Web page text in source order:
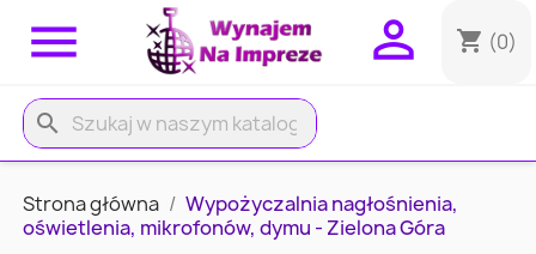
 shopping_cart (0)

search
Strona główna
Wypożyczalnia nagłośnienia,
oświetlenia, mikrofonów, dymu - Zielona Góra